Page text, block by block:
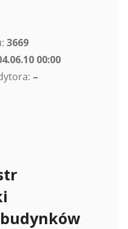
3669
00:00
–